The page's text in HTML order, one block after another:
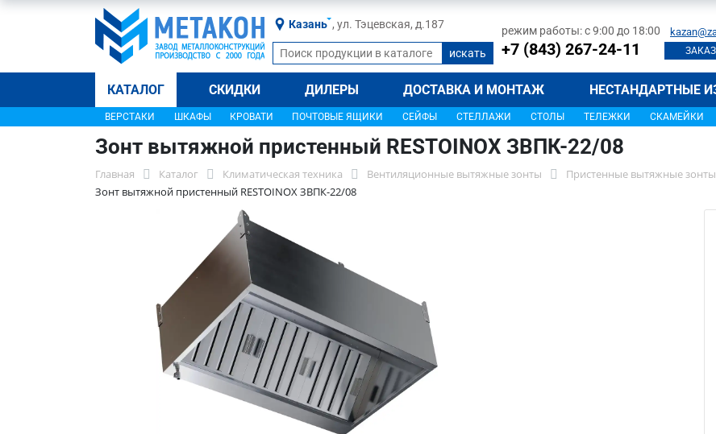
Казань , ул. Тэцевская, д.187 режим работы: с 9:00 до 18:00
+7 (843) 267-24-11
КАТАЛОГ СКИДКИ ДИЛЕРЫ ДОСТАВКА И МОНТАЖ НЕСТАНДАРТНЫЕ
ВЕРСТАКИ ШКАФЫ КРОВАТИ ПОЧТОВЫЕ ЯЩИКИ СЕЙФЫ СТЕЛЛАЖИ СТОЛЫ ТЕЛЕЖКИ СКАМЕЙКИ
Зонт вытяжной пристенный RESTOINOX ЗВПК-22/08
Главная Каталог Климатическая техника Вентиляционные вытяжные зонты
Пристенные вытяжные зонты
Зонт вытяжной пристенный RESTOINOX ЗВПК-22/08